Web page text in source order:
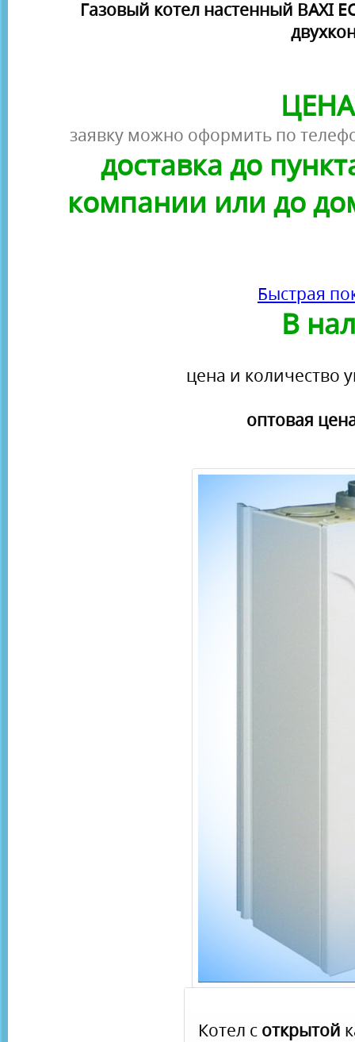
Газовый котел настенный BAXI
заявку можно оформить по
доставка до
компании или до
Быстрая
В
цена и количество
оптовая
Котел с открытой